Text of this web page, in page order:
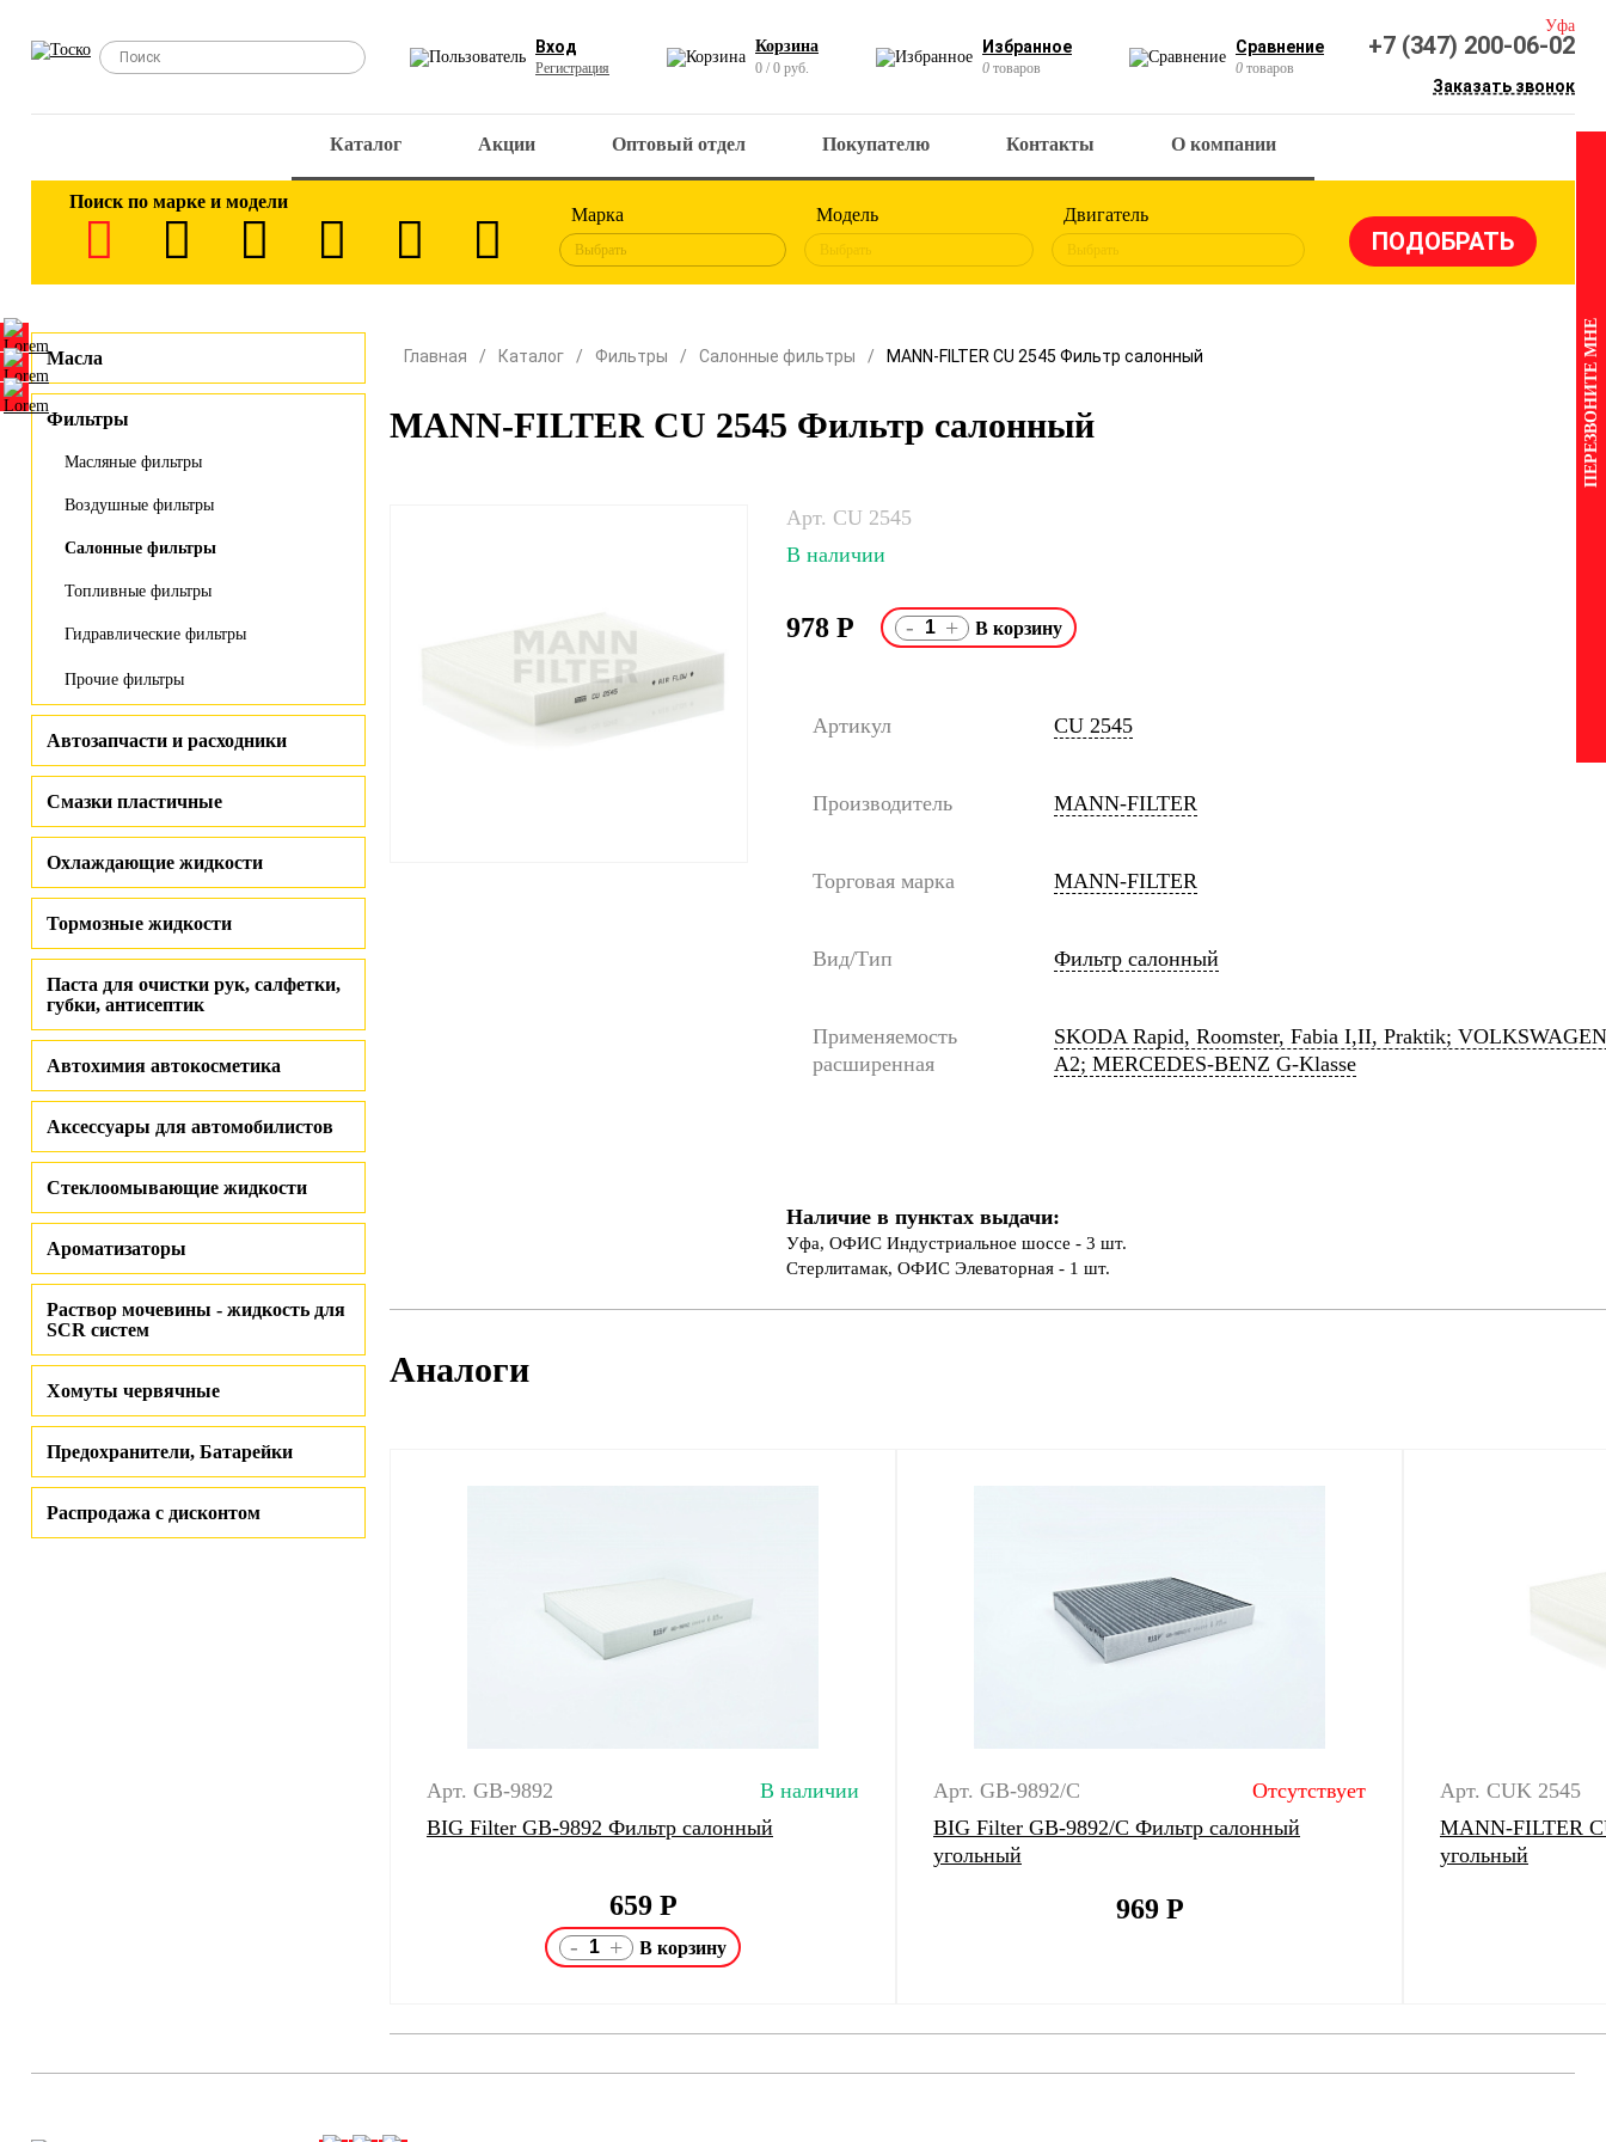
Вход
Регистрация
Корзина
0 / 0 руб.
Избранное
0 товаров
Сравнение
0 товаров
Уфа
+7 (347) 200-06-02
Заказать звонок
Каталог Акции Оптовый отдел Покупателю Контакты О компании
Поиск по марке и модели
Марка
Выбрать
Модель
Выбрать
Двигатель
Выбрать
Масла
Фильтры
Масляные фильтры
Воздушные фильтры
Салонные фильтры
Топливные фильтры
Гидравлические фильтры
Прочие фильтры
Автозапчасти и расходники
Смазки пластичные
Охлаждающие жидкости
Тормозные жидкости
Паста для очистки рук, салфетки,
губки, антисептик
Автохимия автокосметика
Аксессуары для автомобилистов
Стеклоомывающие жидкости
Ароматизаторы
Раствор мочевины - жидкость для
SCR систем
Хомуты червячные
Предохранители, Батарейки
Распродажа с дисконтом
Главная Каталог Фильтры Салонные фильтры MANN-FILTER CU 2545 Фильтр салонный
MANN-FILTER CU 2545 Фильтр салонный
Арт. CU 2545
В наличии
978 Р - +
Артикул CU 2545
Производитель MANN-FILTER
Торговая марка MANN-FILTER
Вид/Тип Фильтр салонный
Применяемость
расширенная
SKODA Rapid, Roomster, Fabia I,II, Praktik;
A2; MERCEDES-BENZ G-Klasse
Наличие в пунктах выдачи:
Уфа, ОФИС Индустриальное шоссе - 3 шт.
Стерлитамак, ОФИС Элеваторная - 1 шт.
Аналоги
Арт. GB-9892
В наличии
BIG Filter GB-9892 Фильтр салонный
659 Р
- +
Арт. GB-9892/C
Отсутствует
BIG Filter GB-9892/C Фильтр салонный
угольный
969 Р
Арт. CUK 2545
MANN-FILTER
угольный
ПЕРЕЗВОНИТЕ МНЕ